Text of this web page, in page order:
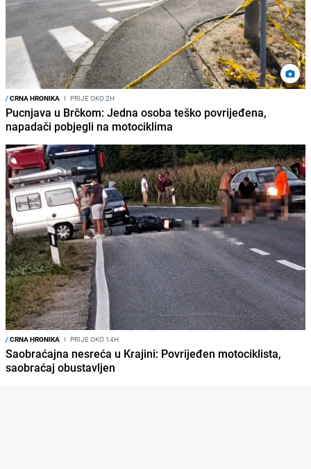
/CRNA HRONIKA I PRIJE OKO 2H
Pucnjava u Brčkom: Jedna osoba teško povrijeđena,
napadači pobjegli na motociklima
/CRNA HRONIKA I PRIJE OKO 14H
Saobraćajna nesreća u Krajini: Povrijeđen motociklista,
saobraćaj obustavljen